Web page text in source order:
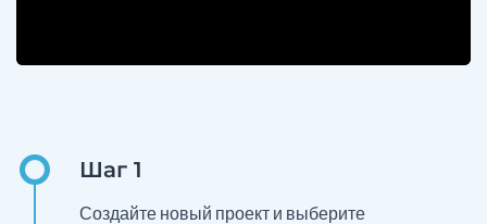
Создайте новый проект и выберите